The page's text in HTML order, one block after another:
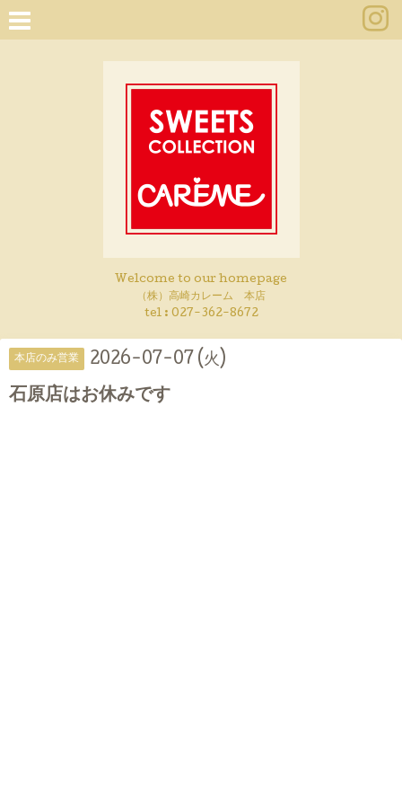
Welcome to our homepage
（株）高崎カレーム 本店
tel : 027-362-8672
本店のみ営業 2026-07-07 (火)
石原店はお休みです